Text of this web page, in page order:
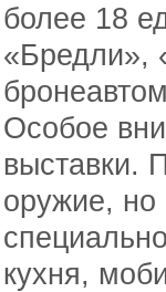
более 18
«Бредли»,
Особое
выставки.
оружие, но
кухня,